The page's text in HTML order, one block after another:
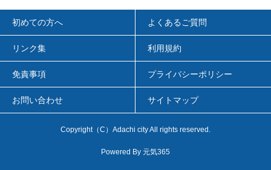
初めての方へ よくあるご質問
リンク集 利用規約
免責事項 プライバシーポリシー
お問い合わせ サイトマップ
Copyright（C）Adachi city All rights reserved.
Powered By 元気365